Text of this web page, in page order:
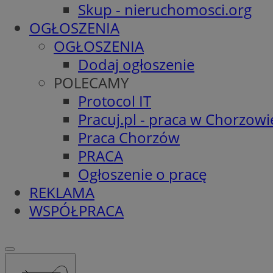
Skup - nieruchomosci.org
OGŁOSZENIA
OGŁOSZENIA
Dodaj ogłoszenie
POLECAMY
Protocol IT
Pracuj.pl - praca w
Praca Chorzów
PRACA
Ogłoszenie o pracę
REKLAMA
WSPÓŁPRACA